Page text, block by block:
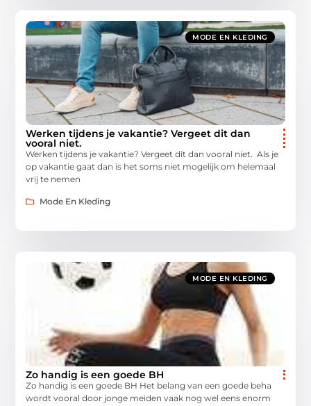
MODE EN KLEDING
Werken tijdens je vakantie? Vergeet dit dan
vooral niet.
Werken tijdens je vakantie? Vergeet dit dan vooral niet. Als je
op vakantie gaat dan is het soms niet mogelijk om helemaal
vrij te nemen
Mode En Kleding
MODE EN KLEDING
Zo handig is een goede BH
Zo handig is een goede BH Het belang van een goede beha
wordt vooral door jonge meiden vaak nog wel eens enorm